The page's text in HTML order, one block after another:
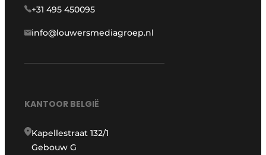
+31 495 450095
info@louwersmediagroep.nl
KANTOOR BELGIË
Kapellestraat 132/1
Gebouw G